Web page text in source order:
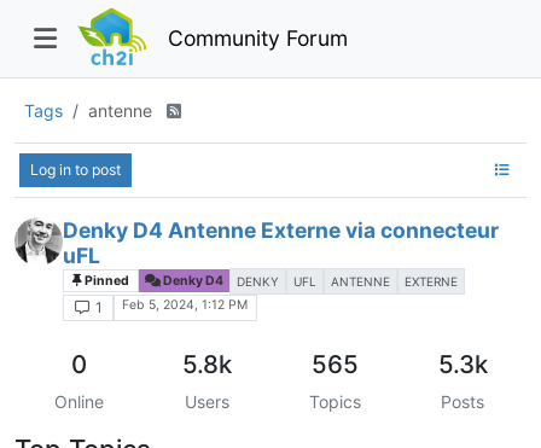
Community Forum
Tags antenne
Log in to post
Denky D4 Antenne Externe via connecteur
uFL
Pinned Denky D4 DENKY UFL ANTENNE EXTERNE
1 Feb 5, 2024, 1:12 PM
0
Online
5.8k
Users
565
Topics
5.3k
Posts